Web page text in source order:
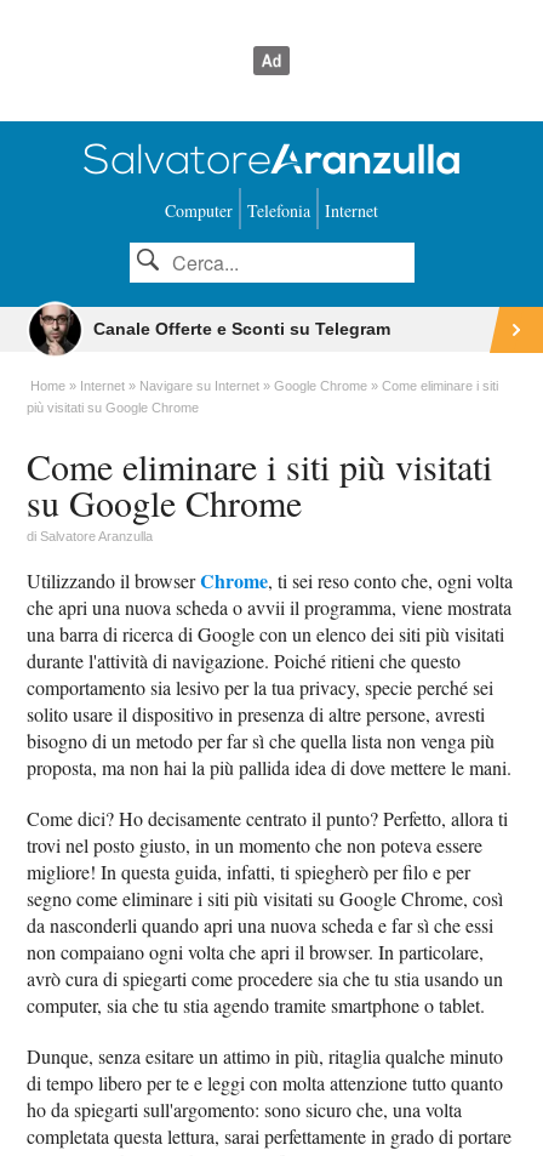
Computer Telefonia Internet
Canale Offerte e Sconti su Telegram
Home Internet Navigare su Internet Google Chrome
Come eliminare i siti
più visitati su Google Chrome
Come eliminare i siti più visitati
su Google Chrome
diSalvatore Aranzulla
Utilizzando il browserChrome, ti sei reso conto che, ogni volta
che apri una nuova scheda o avvii il programma, viene mostrata
una barra di ricerca di Google con un elenco dei siti più visitati
durante l'attività di navigazione. Poiché ritieni che questo
comportamento sia lesivo per la tua privacy, specie perché sei
solito usare il dispositivo in presenza di altre persone, avresti
bisogno di un metodo per far sì che quella lista non venga più
proposta, ma non hai la più pallida idea di dove mettere le mani.
Come dici? Ho decisamente centrato il punto? Perfetto, allora ti
trovi nel posto giusto, in un momento che non poteva essere
migliore! In questa guida, infatti, ti spiegherò per filo e per
segno come eliminare i siti più visitati su Google Chrome, così
da nasconderli quando apri una nuova scheda e far sì che essi
non compaiano ogni volta che apri il browser. In particolare,
avrò cura di spiegarti come procedere sia che tu stia usando un
computer, sia che tu stia agendo tramite smartphone o tablet.
Dunque, senza esitare un attimo in più, ritaglia qualche minuto
di tempo libero per te e leggi con molta attenzione tutto quanto
ho da spiegarti sull'argomento: sono sicuro che, una volta
completata questa lettura, sarai perfettamente in grado di portare